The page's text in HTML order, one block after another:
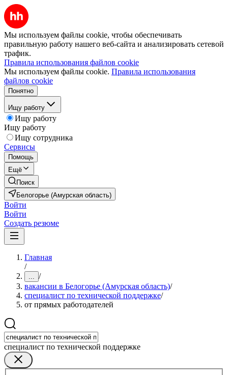
Мы используем файлы cookie, чтобы обеспечивать
правильную работу нашего веб-сайта и анализировать сетевой
трафик.
Правила использования файлов cookie
Мы используем файлы cookie. Правила использования
файлов cookie
Понятно
Ищу работу
Ищу работу
Ищу работу
Ищу сотрудника
Сервисы
Помощь
Ещё
Поиск
Белогорье (Амурская область)
Войти
Войти
Создать резюме
Главная
/
... /
вакансии в Белогорье (Амурская область)/
специалист по технической поддержке/
от прямых работодателей
специалист по технической поддержке